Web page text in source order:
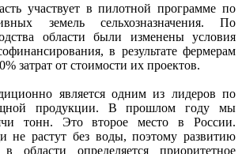
участвует в пилотной программе по
земель сельхозназначения. По
области были изменены условия
в результате фермерам
затрат от стоимости их проектов.
является одним из лидеров по
продукции. В прошлом году мы
тонн. Это второе место в России.
не растут без воды, поэтому развитию
определяется приоритетное